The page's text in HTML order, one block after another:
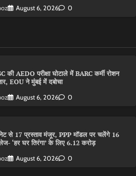
August 6, 2026 0
की AEDO परीक्षा घोटाले में BARC कर्मी रोशन
EOU ने मुंबई में दबोचा
August 6, 2026 0
से 17 प्रस्ताव मंजूर, PPP मॉडल पर चलेंगे 16
‘हर घर तिरंगा’ के लिए 6.12 करोड़
August 6, 2026 0